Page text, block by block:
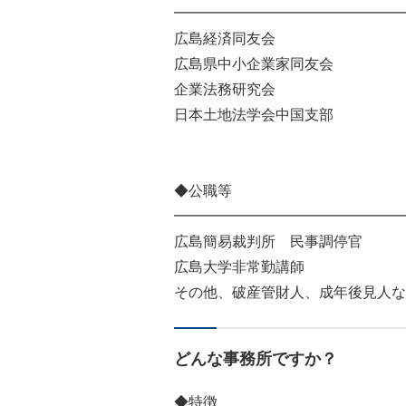
広島経済同友会
広島県中小企業家同友会
企業法務研究会
日本土地法学会中国支部
◆公職等
広島簡易裁判所 民事調停官
広島大学非常勤講師
その他、破産管財人、成年後見人
どんな事務所ですか？
◆特徴